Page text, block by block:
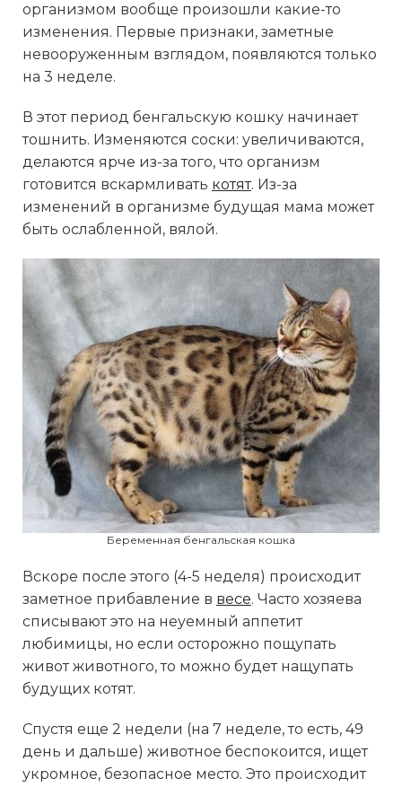
организмом вообще произошли какие-то
изменения. Первые признаки, заметные
невооруженным взглядом, появляются только
на 3 неделе.
В этот период бенгальскую кошку начинает
тошнить. Изменяются соски: увеличиваются,
делаются ярче из-за того, что организм
готовится вскармливать котят. Из-за
изменений в организме будущая мама может
быть ослабленной, вялой.
Беременная бенгальская кошка
Вскоре после этого (4-5 неделя) происходит
заметное прибавление в весе. Часто хозяева
списывают это на неуемный аппетит
любимицы, но если осторожно пощупать
живот животного, то можно будет нащупать
будущих котят.
Спустя еще 2 недели (на 7 неделе, то есть, 49
день и дальше) животное беспокоится, ищет
укромное, безопасное место. Это происходит